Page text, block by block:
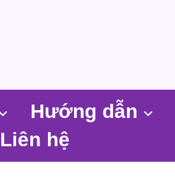
Hướng dẫn
Liên hệ